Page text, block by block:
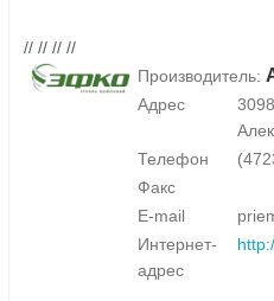
// // // //
Производитель:
Адрес
Телефон
Факс
E-mail
Интернет-
адрес